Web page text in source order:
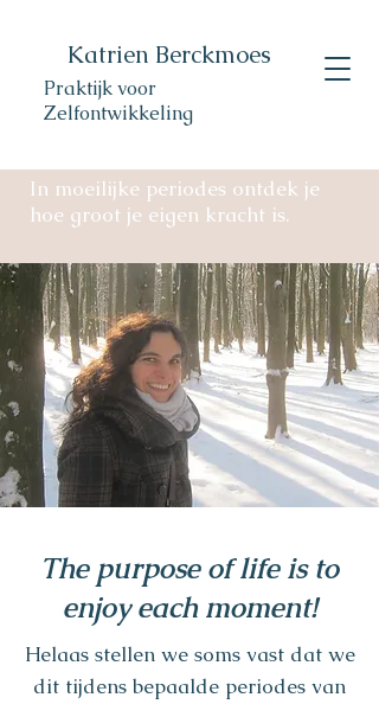
Katrien Berckmoes
Praktijk voor
Zelfontwikkeling
In moeilijke periodes ontdek je
hoe groot je eigen kracht is.
The purpose of life is to
enjoy each moment!
Helaas stellen we soms vast dat we
dit tijdens bepaalde periodes van